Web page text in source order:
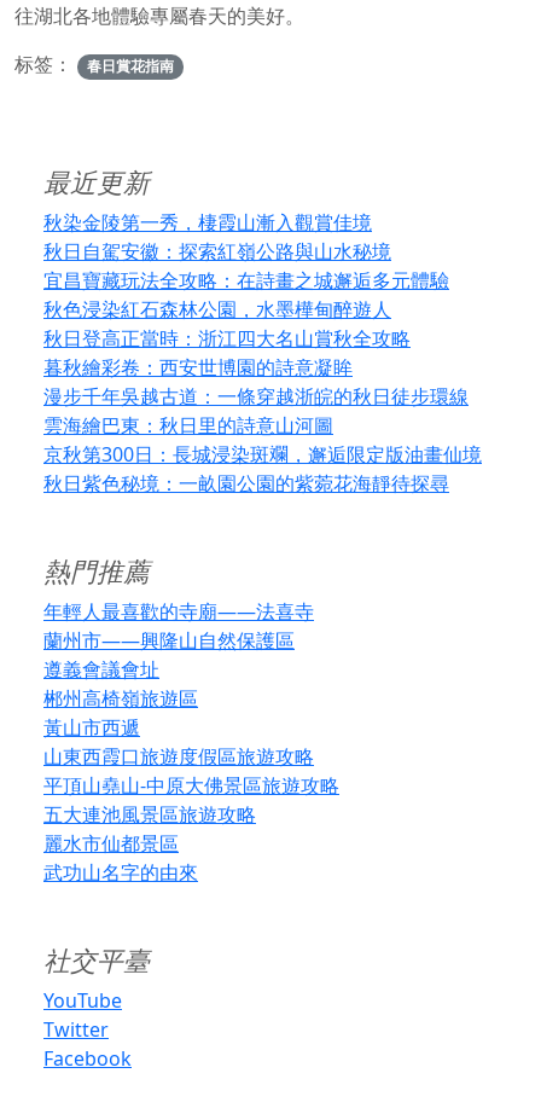
往湖北各地體驗專屬春天的美好。
标签：
春日賞花指南
最近更新
秋染金陵第一秀，棲霞山漸入觀賞佳境
秋日自駕安徽：探索紅嶺公路與山水秘境
宜昌寶藏玩法全攻略：在詩畫之城邂逅多元體驗
秋色浸染紅石森林公園，水墨樺甸醉遊人
秋日登高正當時：浙江四大名山賞秋全攻略
暮秋繪彩卷：西安世博園的詩意凝眸
漫步千年吳越古道：一條穿越浙皖的秋日徒步環線
雲海繪巴東：秋日里的詩意山河圖
京秋第300日：長城浸染斑斕，邂逅限定版油畫仙境
秋日紫色秘境：一畝園公園的紫菀花海靜待探尋
熱門推薦
年輕人最喜歡的寺廟——法喜寺
蘭州市——興隆山自然保護區
遵義會議會址
郴州高椅嶺旅遊區
黃山市西遞
山東西霞口旅遊度假區旅遊攻略
平頂山堯山-中原大佛景區旅遊攻略
五大連池風景區旅遊攻略
麗水市仙都景區
武功山名字的由來
社交平臺
YouTube
Twitter
Facebook